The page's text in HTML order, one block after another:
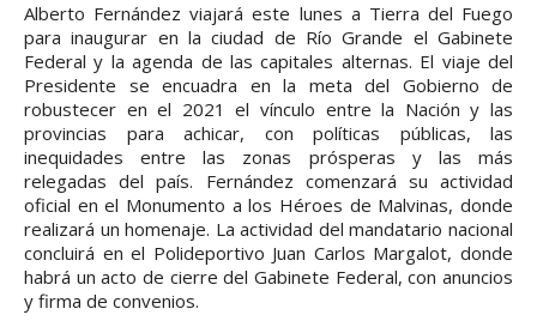
Alberto Fernández viajará este lunes a Tierra del Fuego
para inaugurar en la ciudad de Río Grande el Gabinete
Federal y la agenda de las capitales alternas. El viaje del
Presidente se encuadra en la meta del Gobierno de
robustecer en el 2021 el vínculo entre la Nación y las
provincias para achicar, con políticas públicas, las
inequidades entre las zonas prósperas y las más
relegadas del país. Fernández comenzará su actividad
oficial en el Monumento a los Héroes de Malvinas, donde
realizará un homenaje. La actividad del mandatario nacional
concluirá en el Polideportivo Juan Carlos Margalot, donde
habrá un acto de cierre del Gabinete Federal, con anuncios
y firma de convenios.